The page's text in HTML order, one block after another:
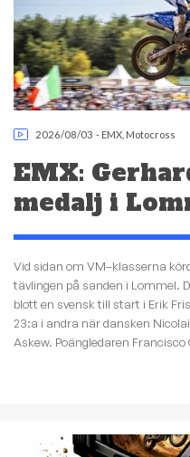
2026/08/03 - EMX Motocross
EMX:
medalj i
Vid sidan om VM–klasserna
tävlingen på sanden i Lommel.
blott en svensk till start i Erik
23:a i andra när dansken
Askew. Poängledaren Francisco